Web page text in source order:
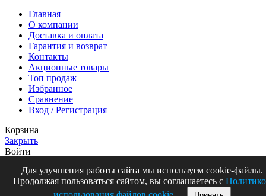
Главная
О компании
Доставка и оплата
Гарантия и возврат
Контакты
Акционные товары
Топ продаж
Избранное
Сравнение
Вход / Регистрация
Корзина
Закрыть
Войти
Еще нет аккаунта?
Для улучшения работы сайта мы используем cookie-файлы.
Продолжая пользоваться сайтом, вы соглашаетесь с